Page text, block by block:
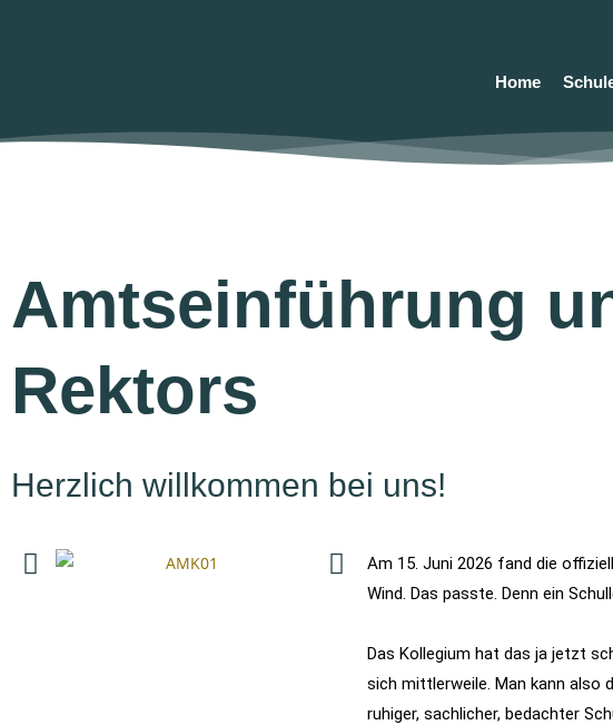
Home
Amtseinführung
Rektors
Herzlich willkommen bei uns!
Am 15. Juni 2026 fand die
Wind. Das passte. Denn ein
Das Kollegium hat das ja jetzt
sich mittlerweile. Man kann also
ruhiger, sachlicher, bedachter